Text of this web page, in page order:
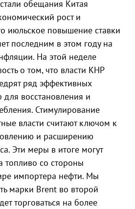
обещания Китая
рост и
июльское повышение ставки
последним в этом году на
На этой неделе
о том, что власти КНР
ряд эффективных
для восстановления и
Стимулирование
власти считают ключом к
и расширению
Эти меры в итоге могут
топливо со стороны
импортера нефти. Мы
марки Brent во второй
торговаться на более